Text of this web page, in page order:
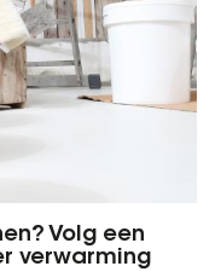
Volg een
verwarming